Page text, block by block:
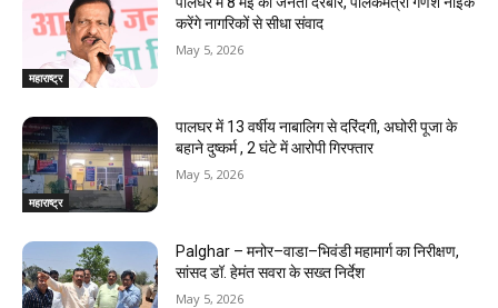
महाराष्ट्र
करेंगे नागरिकों से सीधा संवाद
May 5, 2026
महाराष्ट्र
पालघर में 13 वर्षीय नाबालिग से दरिंदगी, अघोरी पूजा के
बहाने दुष्कर्म , 2 घंटे में आरोपी गिरफ्तार
May 5, 2026
Palghar – मनोर–वाडा–भिवंडी महामार्ग का निरीक्षण,
सांसद डॉ. हेमंत सवरा के सख्त निर्देश
May 5, 2026